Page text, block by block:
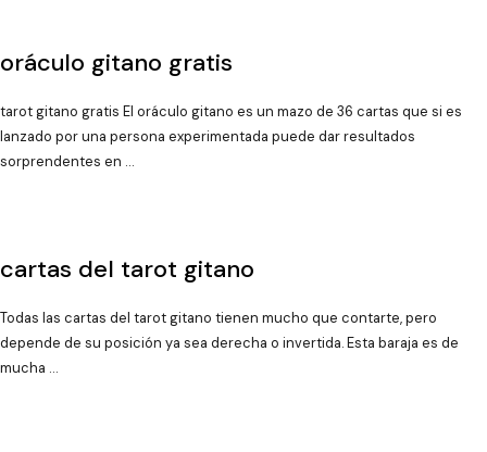
oráculo gitano gratis
tarot gitano gratis El oráculo gitano es un mazo de 36 cartas que si es
lanzado por una persona experimentada puede dar resultados
sorprendentes en …
cartas del tarot gitano
Todas las cartas del tarot gitano tienen mucho que contarte, pero
depende de su posición ya sea derecha o invertida. Esta baraja es de
mucha …